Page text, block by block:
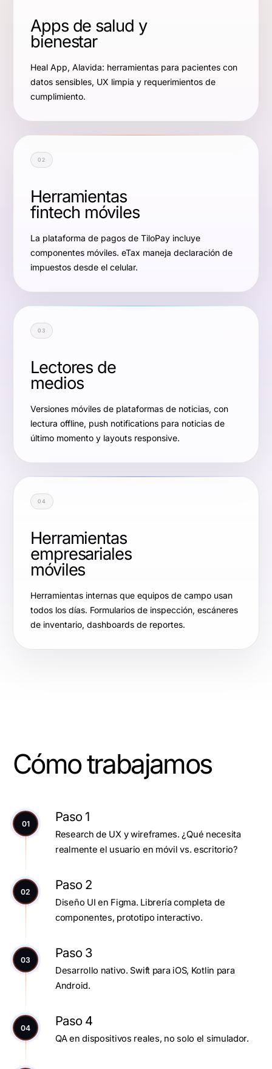
Apps de salud y
bienestar
Heal App, Alavida: herramientas para pacientes con
datos sensibles, UX limpia y requerimientos de
cumplimiento.
02
Herramientas
fintech móviles
La plataforma de pagos de TiloPay incluye
componentes móviles. eTax maneja declaración de
impuestos desde el celular.
03
Lectores de
medios
Versiones móviles de plataformas de noticias, con
lectura offline, push notifications para noticias de
último momento y layouts responsive.
04
Herramientas
empresariales
móviles
Herramientas internas que equipos de campo usan
todos los días. Formularios de inspección, escáneres
de inventario, dashboards de reportes.
Cómo trabajamos
01 Paso 1
Research de UX y wireframes. ¿Qué necesita
realmente el usuario en móvil vs. escritorio?
02 Paso 2
Diseño UI en Figma. Librería completa de
componentes, prototipo interactivo.
03 Paso 3
Desarrollo nativo. Swift para iOS, Kotlin para
Android.
04 Paso 4
QA en dispositivos reales, no solo el simulador.